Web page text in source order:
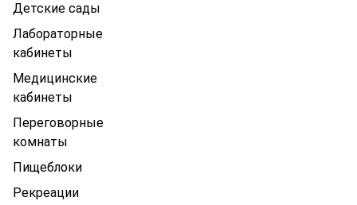
Детские сады
Лабораторные
кабинеты
Медицинские
кабинеты
Переговорные
комнаты
Пищеблоки
Рекреации